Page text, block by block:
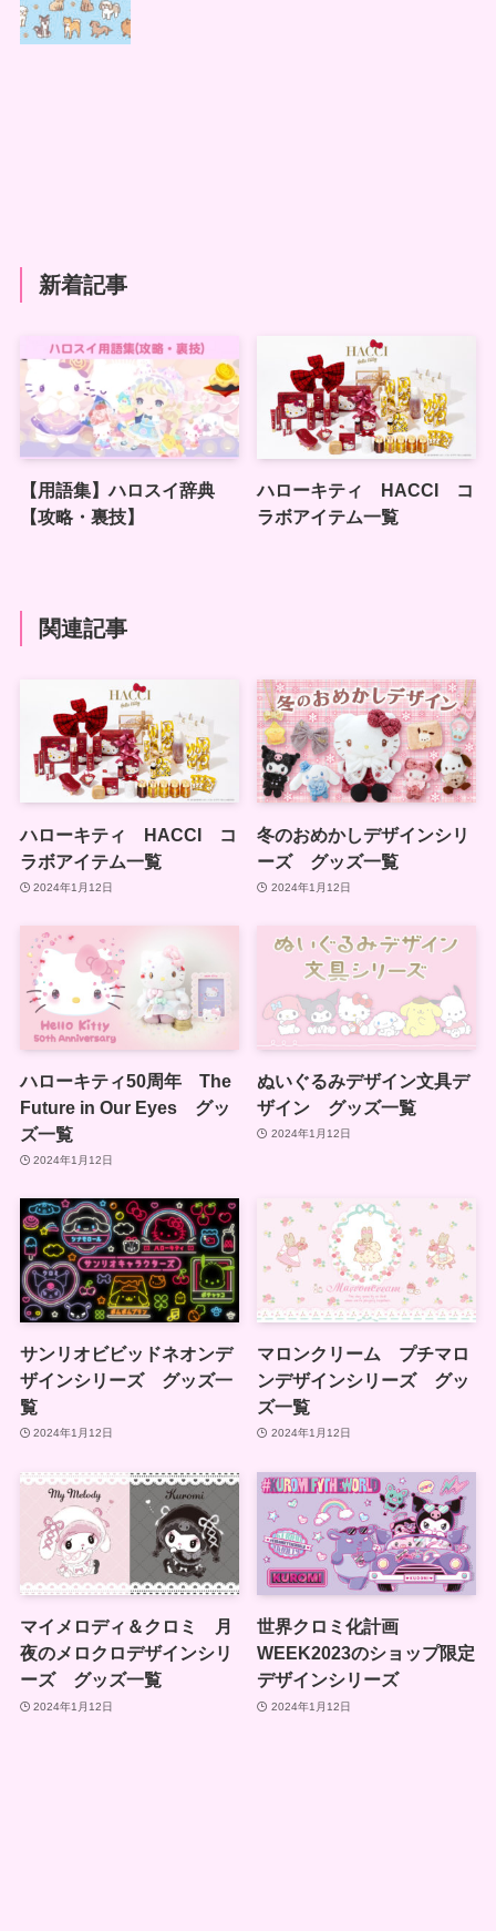
新着記事
【用語集】ハロスイ辞典
【攻略・裏技】
ハローキティ HACCI コ
ラボアイテム一覧
関連記事
ハローキティ HACCI コ
ラボアイテム一覧
2024年1月12日
冬のおめかしデザインシリ
ーズ グッズ一覧
2024年1月12日
ハローキティ50周年 The
Future in Our Eyes グッ
ズ一覧
2024年1月12日
ぬいぐるみデザイン文具デ
ザイン グッズ一覧
2024年1月12日
サンリオビビッドネオンデ
ザインシリーズ グッズ一
覧
2024年1月12日
マロンクリーム プチマロ
ンデザインシリーズ グッ
ズ一覧
2024年1月12日
マイメロディ＆クロミ 月
夜のメロクロデザインシリ
ーズ グッズ一覧
2024年1月12日
世界クロミ化計画
WEEK2023のショップ限定
デザインシリーズ
2024年1月12日